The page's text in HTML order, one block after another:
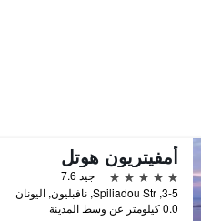
أمفيتريون هوتل
5 نجوم
جيد 7.6
3-5, Spiliadou Str, نافبليون, اليونان
0.0 كيلومتر عن وسط المدينة